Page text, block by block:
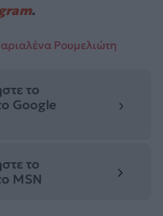
.
Ρουμελιώτη
το
Google
το
MSN